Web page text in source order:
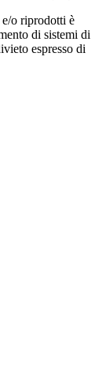
e/o riprodotti è
di sistemi di
espresso di